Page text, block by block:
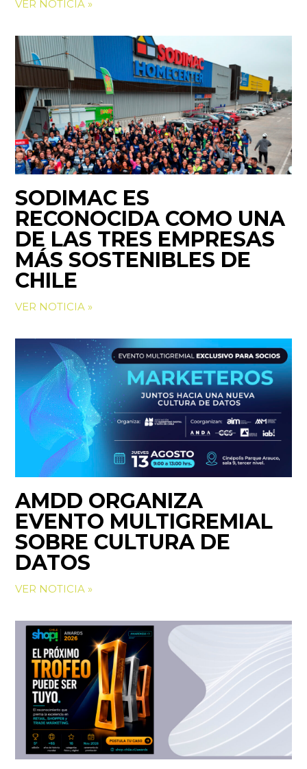
VER NOTICIA »
SODIMAC ES
RECONOCIDA COMO UNA
DE LAS TRES EMPRESAS
MÁS SOSTENIBLES DE
CHILE
VER NOTICIA »
AMDD ORGANIZA
EVENTO MULTIGREMIAL
SOBRE CULTURA DE
DATOS
VER NOTICIA »